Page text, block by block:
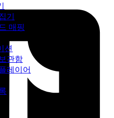
기
매핑
션
관함
레이어